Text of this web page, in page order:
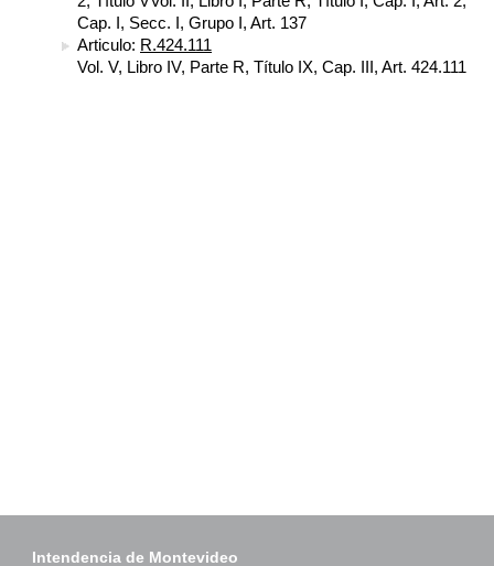
Cap. I, Secc. I, Grupo I, Art. 137
Articulo: R.424.111
Vol. V, Libro IV, Parte R, Título IX, Cap. III, Art. 424.111
Intendencia de Montevideo